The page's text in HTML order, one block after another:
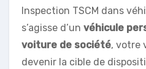
Inspection TSCM dans
s’agisse d’un véhicule
voiture de société, votre
devenir la cible de